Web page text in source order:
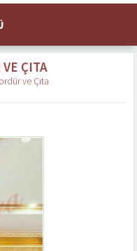
ÇITA
ve Çıta